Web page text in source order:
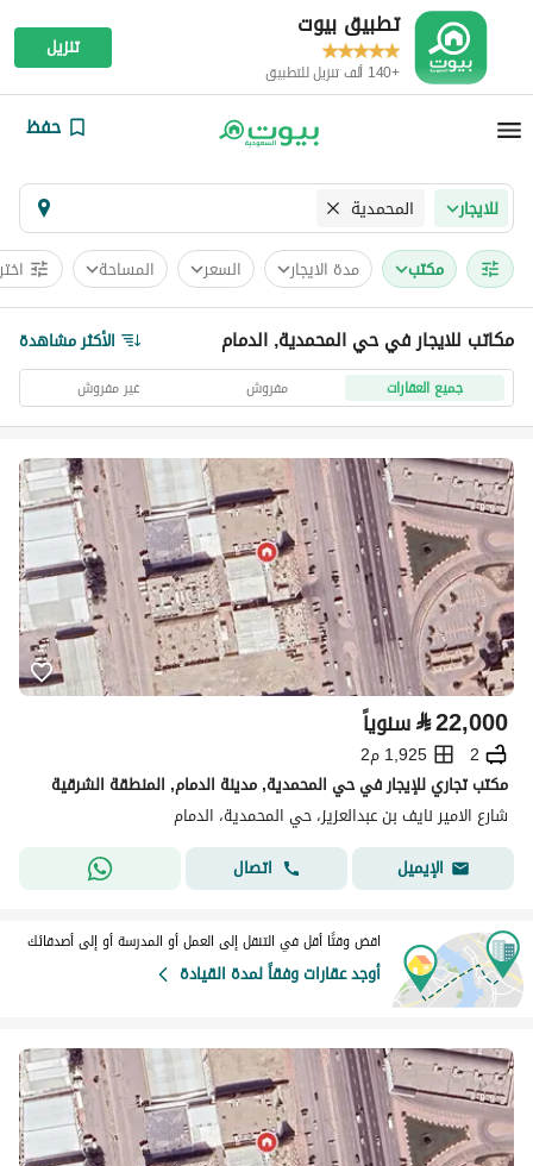
تطبيق بيوت
+140 ألف تنزيل للتطبيق
تنزيل
حفظ
للايجار المحمدية
مکتب مدة الايجار السعر المساحة
مكاتب للايجار في حي المحمدية, الدمام الأكثر مشاهدة
جميع العقارات مفروش غير مفروش
⃁22,000 سنوياً
2
1,925 م2
مكتب تجاري للإيجار في حي المحمدية, مدينة الدمام, المنطقة الشرقية
شارع الامير نايف بن عبدالعزيز، حي المحمدية، الدمام
الإيميل
اتصال
اقض وقتًا أقل في التنقل إلى العمل أو المدرسة أو إلى أصدقائك
أوجد عقارات وفقاً لمدة القيادة